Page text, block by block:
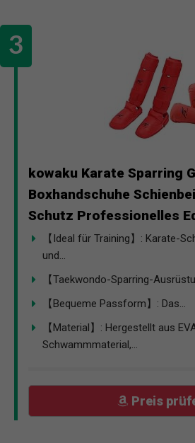
kowaku Karate Sparring
Boxhandschuhe
Schutz Professionelles
【Ideal für Training】: Karate-
und...
【Taekwondo-Sparring-
【Bequeme Passform】: Das...
【Material】: Hergestellt aus
Schwammmaterial,...
Preis